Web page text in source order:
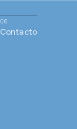
Contacto